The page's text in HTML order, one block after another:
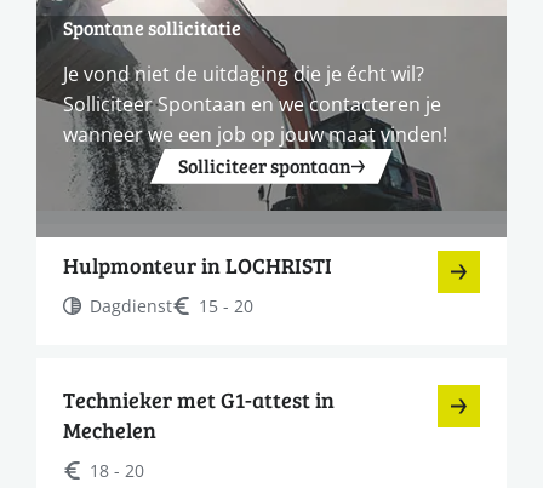
Spontane sollicitatie
Je vond niet de uitdaging die je écht wil?
Solliciteer Spontaan en we contacteren je
wanneer we een job op jouw maat vinden!
Solliciteer spontaan
Hulpmonteur in LOCHRISTI
Dagdienst 15 - 20
Technieker met G1-attest in
Mechelen
18 - 20